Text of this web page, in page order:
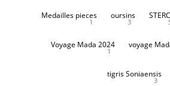
Medailles pieces
1
oursins
3
Voyage Mada 2024
1
voyage
tigris Soniaensis
3